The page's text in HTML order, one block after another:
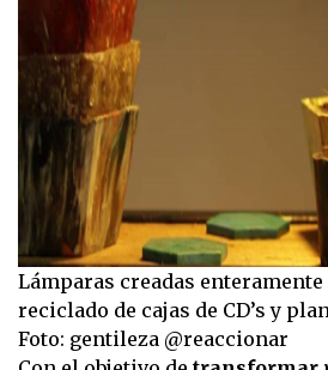
Lámparas creadas
reciclado de cajas de CD’s y
Foto: gentileza @reaccionar